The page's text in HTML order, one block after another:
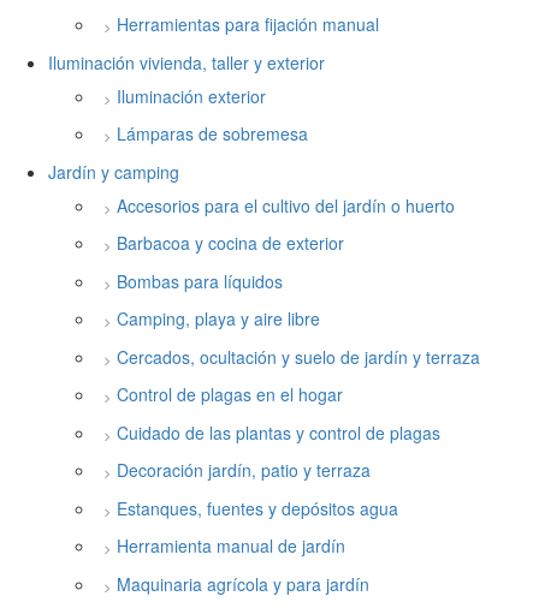
Herramientas para fijación manual
Iluminación vivienda, taller y exterior
Iluminación exterior
Lámparas de sobremesa
Jardín y camping
Accesorios para el cultivo del jardín o huerto
Barbacoa y cocina de exterior
Bombas para líquidos
Camping, playa y aire libre
Cercados, ocultación y suelo de jardín y terraza
Control de plagas en el hogar
Cuidado de las plantas y control de plagas
Decoración jardín, patio y terraza
Estanques, fuentes y depósitos agua
Herramienta manual de jardín
Maquinaria agrícola y para jardín